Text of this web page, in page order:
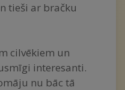
tieši ar bračku
cilvēkiem un
interesanti.
nu bāc tā